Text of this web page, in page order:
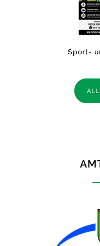
Sport-